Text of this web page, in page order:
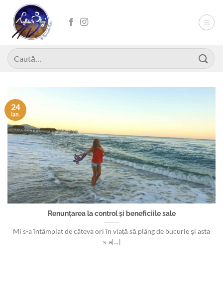
content
Caută
după:
Renunțarea la control și beneficiile sale
Mi s-a întâmplat de câteva ori în viață să plâng de bucurie și asta
s-a[...]
24
ian.